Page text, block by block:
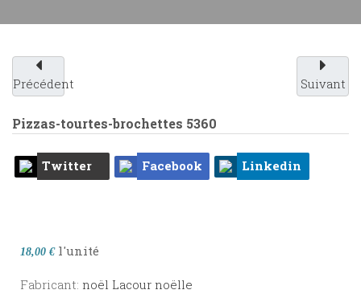
Précédent Suivant
Pizzas-tourtes-brochettes 5360
Twitter Facebook Linkedin
18,00 € l'unité
Fabricant: noël Lacour noëlle